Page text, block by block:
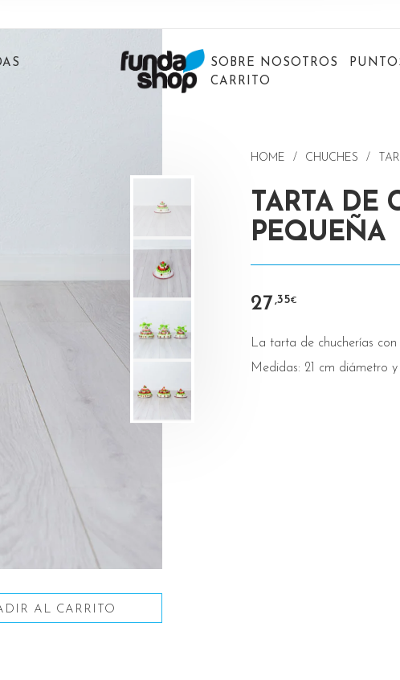
SOBRE NOSOTROS
CARRITO
HOME / CHUCHES /
TARTA DE
PEQUEÑA
27 ,35€
La tarta de chucherías
Medidas: 21 cm diámetro
AL CARRITO